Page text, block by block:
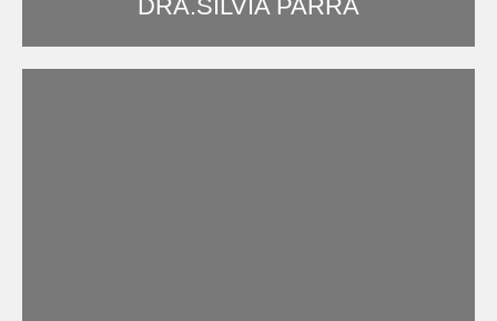
DRA.SILVIA PARRA